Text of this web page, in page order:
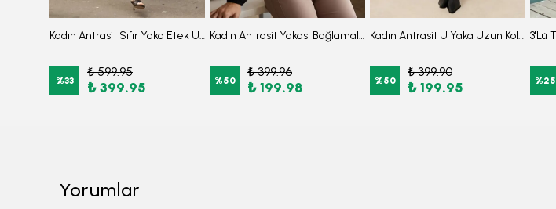
Kadın Antrasit Sıfır Yaka Etek Ucu Volanlı Kısa Kol Fermuarlı Elbise ARM-26Y001057
%33
₺ 599.95
₺ 399.95
Kadın Antrasit Yakası Bağlamalı Kolu Lastikli Bluz ARM-25K001096
%50
₺ 399.96
₺ 199.98
Kadın Antrasit U Yaka Uzun Kollu Etek Ucu Fırfırlı Likralı Elbise ARM-26K001012
%50
₺ 399.90
₺ 199.95 %25
Yorumlar